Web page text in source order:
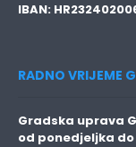
IBAN:
RADNO VRIJEME
Gradska uprava
od ponedjeljka